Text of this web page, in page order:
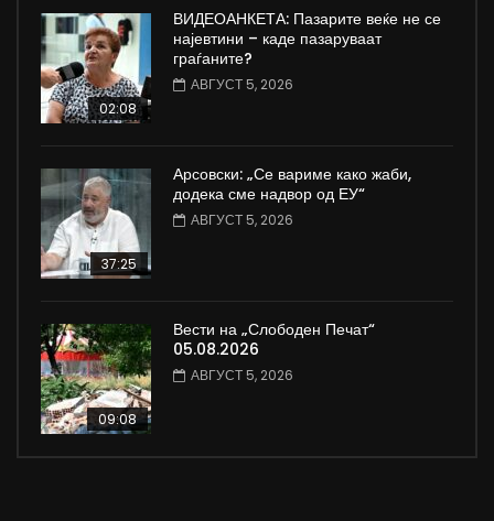
02:08
ВИДЕОАНКЕТА: Пазарите веќе не се
најевтини – каде пазаруваат
граѓаните?
АВГУСТ 5, 2026
37:25
Арсовски: „Се вариме како жаби,
додека сме надвор од ЕУ“
АВГУСТ 5, 2026
09:08
Вести на „Слободен Печат“
05.08.2026
АВГУСТ 5, 2026